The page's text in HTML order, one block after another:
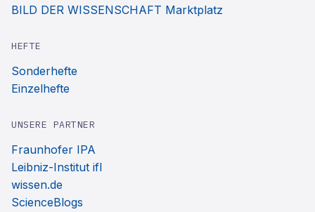
BILD DER WISSENSCHAFT Marktplatz
HEFTE
Sonderhefte
Einzelhefte
UNSERE PARTNER
Fraunhofer IPA
Leibniz-Institut ifl
wissen.de
ScienceBlogs